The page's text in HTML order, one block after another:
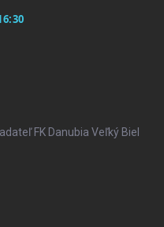
FK Danubia Veľký Biel